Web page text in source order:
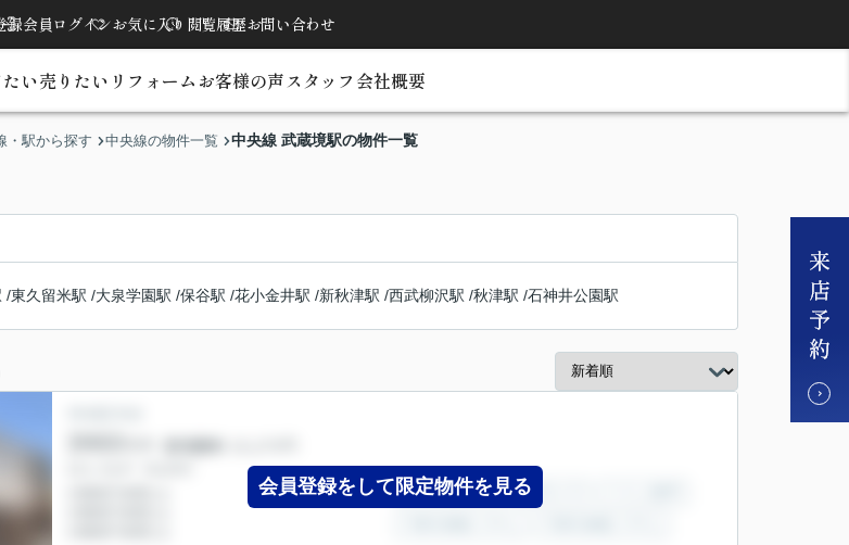
録会員ログインお気に入り 閲覧履歴お問い合わせ
い売りたい リフォーム お客様の声スタッフ 会社概要
・駅から探す 中央線の物件一覧 中央線 武蔵境駅の物件一覧
/東久留米駅 /大泉学園駅 /保谷駅 /花小金井駅 /新秋津駅 /西武柳沢駅 /秋津駅 /石神井公園駅
会員登録をして限定物件を見る